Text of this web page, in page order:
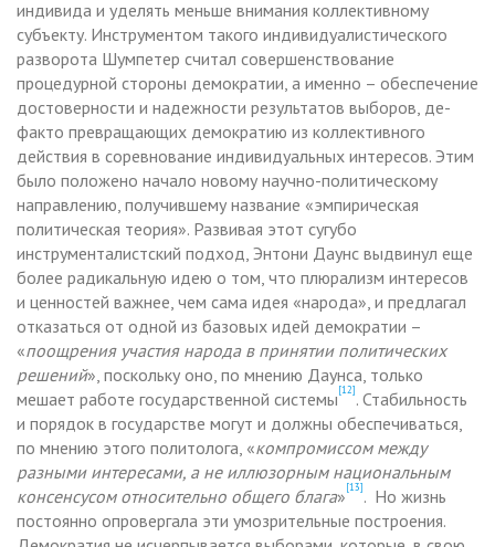
индивида и уделять меньше внимания коллективному
субъекту. Инструментом такого индивидуалистического
разворота Шумпетер считал совершенствование
процедурной стороны демократии, а именно – обеспечение
достоверности и надежности результатов выборов, де-
факто превращающих демократию из коллективного
действия в соревнование индивидуальных интересов. Этим
было положено начало новому научно-политическому
направлению, получившему название «эмпирическая
политическая теория». Развивая этот сугубо
инструменталистский подход, Энтони Даунс выдвинул еще
более радикальную идею о том, что плюрализм интересов
и ценностей важнее, чем сама идея «народа», и предлагал
отказаться от одной из базовых идей демократии –
«поощрения участия народа в принятии политических
решений», поскольку оно, по мнению Даунса, только
мешает работе государственной системы [12] . Стабильность
и порядок в государстве могут и должны обеспечиваться,
по мнению этого политолога, «компромиссом между
разными интересами, а не иллюзорным национальным
консенсусом относительно общего блага» [13] . Но жизнь
постоянно опровергала эти умозрительные построения.